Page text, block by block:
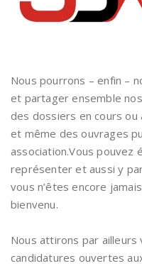
Nous pourrons – enfin –
et partager ensemble
des dossiers en cours ou
et même des ouvrages
association.Vous pouvez
représenter et aussi y
vous n’êtes encore
bienvenu.
Nous attirons par
candidatures ouvertes